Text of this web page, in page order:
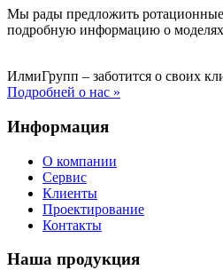
Мы рады предложить ротационные
подробную информацию о моделях
ИлмиГрупп – заботится о своих
Подробней о нас »
Информация
О компании
Сервис
Клиенты
Проектирование
Контакты
Наша продукция